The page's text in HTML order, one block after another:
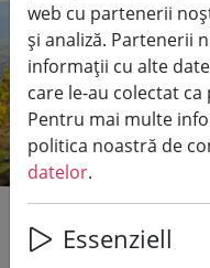
Das
web cu partenerii
și analiză. Partenerii
informații cu alte
care le-au colectat
Pentru mai multe
politica noastră de
datelor.
Essenziell